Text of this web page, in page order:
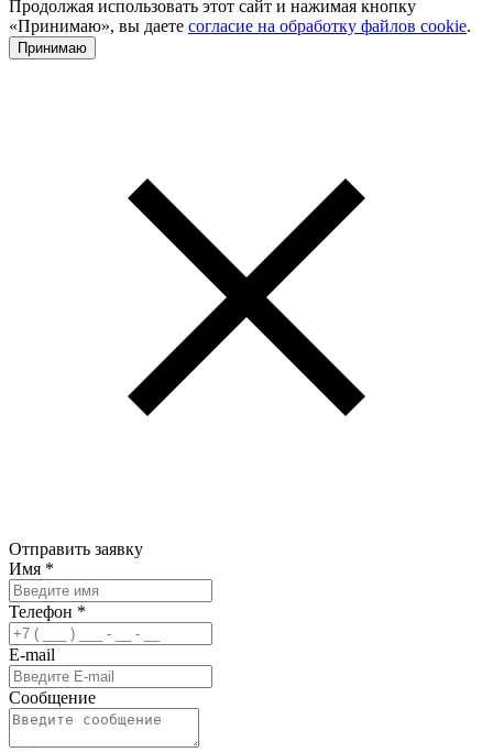
Продолжая использовать этот сайт и нажимая кнопку
«Принимаю», вы даете согласие на обработку файлов cookie.
Принимаю
Отправить заявку
Имя *
Телефон *
E-mail
Сообщение